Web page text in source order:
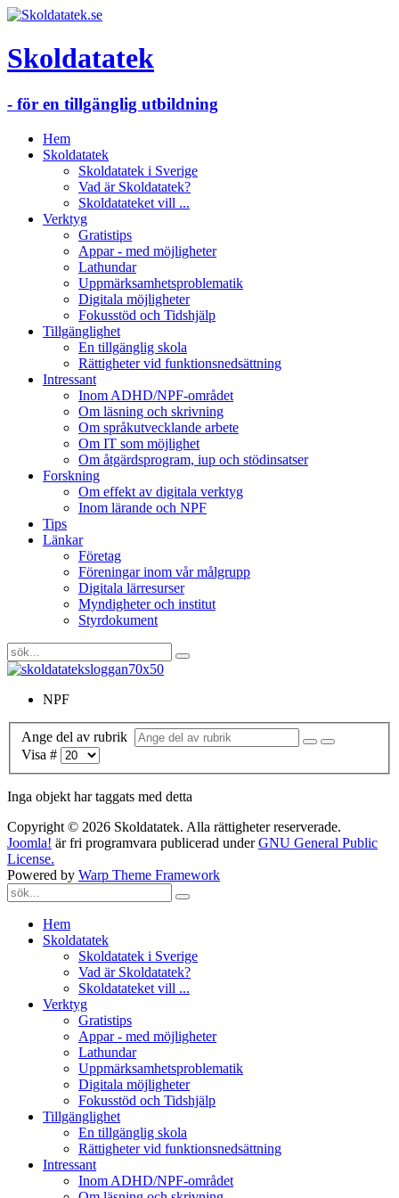
Skoldatatek
- för en tillgänglig utbildning
Hem
Skoldatatek
Skoldatatek i Sverige
Vad är Skoldatatek?
Skoldatateket vill ...
Verktyg
Gratistips
Appar - med möjligheter
Lathundar
Uppmärksamhetsproblematik
Digitala möjligheter
Fokusstöd och Tidshjälp
Tillgänglighet
En tillgänglig skola
Rättigheter vid funktionsnedsättning
Intressant
Inom ADHD/NPF-området
Om läsning och skrivning
Om språkutvecklande arbete
Om IT som möjlighet
Om åtgärdsprogram, iup och stödinsatser
Forskning
Om effekt av digitala verktyg
Inom lärande och NPF
Tips
Länkar
Företag
Föreningar inom vår målgrupp
Digitala lärresurser
Myndigheter och institut
Styrdokument
NPF
Ange del av rubrik
Visa #
Inga objekt har taggats med detta
Copyright © 2026 Skoldatatek. Alla rättigheter reserverade.
Joomla! är fri programvara publicerad underGNU General Public
License.
Powered by Warp Theme Framework
Hem
Skoldatatek
Skoldatatek i Sverige
Vad är Skoldatatek?
Skoldatateket vill ...
Verktyg
Gratistips
Appar - med möjligheter
Lathundar
Uppmärksamhetsproblematik
Digitala möjligheter
Fokusstöd och Tidshjälp
Tillgänglighet
En tillgänglig skola
Rättigheter vid funktionsnedsättning
Intressant
Inom ADHD/NPF-området